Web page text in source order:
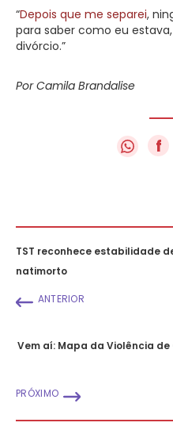
“Depois que me separei,
para saber como eu
divórcio.”
Por Camila Brandalise
f
TST reconhece estabilidade
natimorto
ANTERIOR
Vem aí: Mapa da Violência
PRÓXIMO